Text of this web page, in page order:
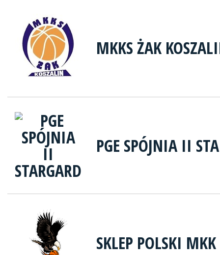
MKKS ŻAK
PGE SPÓJNIA II
SKLEP POLSKI